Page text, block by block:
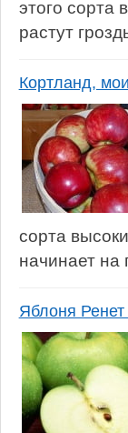
этого сорта
растут
Кортланд,
сорта
начинает на
Яблоня